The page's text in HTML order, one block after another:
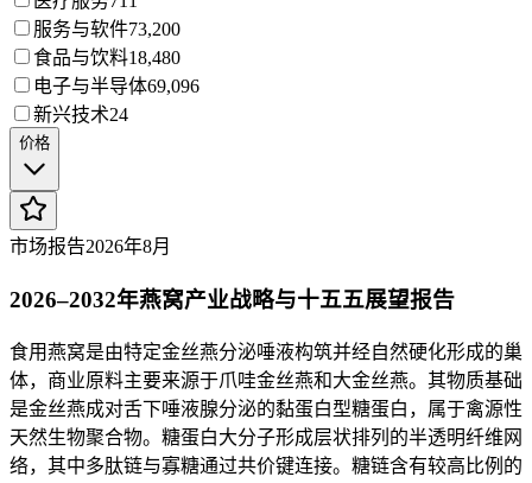
服务与软件73,200
食品与饮料18,480
电子与半导体69,096
新兴技术24
价格
市场报告2026年8月
2026–2032年燕窝产业战略与十五五展望报告
食用燕窝是由特定金丝燕分泌唾液构筑并经自然硬化形成的巢
体，商业原料主要来源于爪哇金丝燕和大金丝燕。其物质基础
是金丝燕成对舌下唾液腺分泌的黏蛋白型糖蛋白，属于禽源性
天然生物聚合物。糖蛋白大分子形成层状排列的半透明纤维网
络，其中多肽链与寡糖通过共价键连接。糖链含有较高比例的